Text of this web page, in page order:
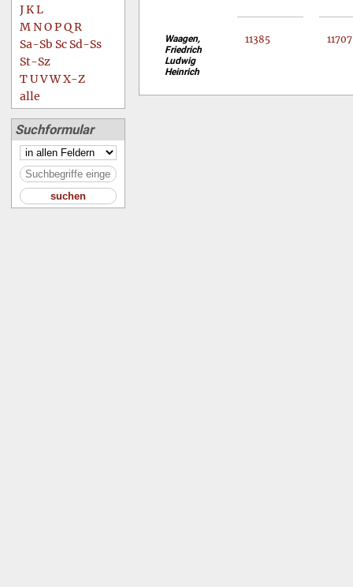
JKL
MNOPQR
Sa-Sb Sc Sd-Ss
St-Sz
TUVWX-Z
alle
Suchformular
Waagen,
Friedrich
Ludwig
Heinrich
11385